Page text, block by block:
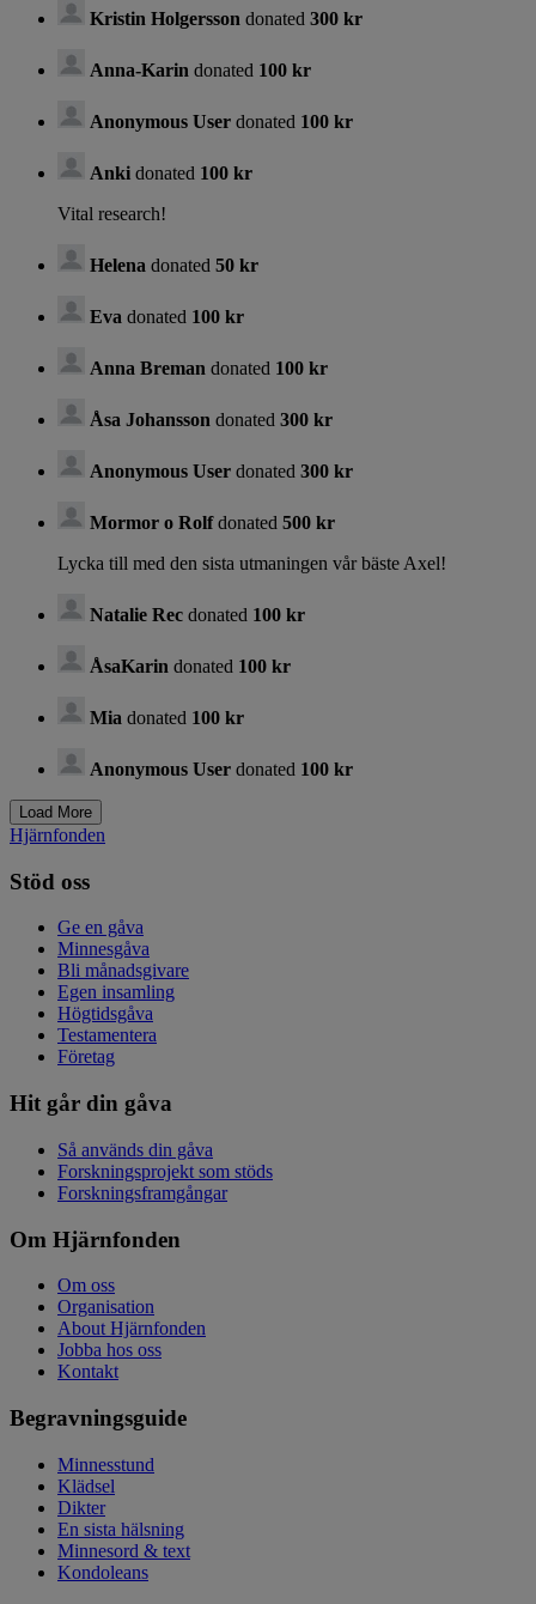
Kristin Holgersson donated 300 kr
Anna-Karin donated 100 kr
Anonymous User donated 100 kr
Anki donated 100 kr
Vital research!
Helena donated 50 kr
Eva donated 100 kr
Anna Breman donated 100 kr
Åsa Johansson donated 300 kr
Anonymous User donated 300 kr
Mormor o Rolfdonated 500 kr
Lycka till med den sista utmaningen vår bäste Axel!
Natalie Rec donated 100 kr
ÅsaKarin donated 100 kr
Mia donated 100 kr
Anonymous User donated 100 kr
Hjärnfonden
Stöd oss
Ge en gåva
Minnesgåva
Bli månadsgivare
Egen insamling
Högtidsgåva
Testamentera
Företag
Hit går din gåva
Så används din gåva
Forskningsprojekt som stöds
Forskningsframgångar
Om Hjärnfonden
Om oss
Organisation
About Hjärnfonden
Jobba hos oss
Kontakt
Begravningsguide
Minnesstund
Klädsel
Dikter
En sista hälsning
Minnesord & text
Kondoleans